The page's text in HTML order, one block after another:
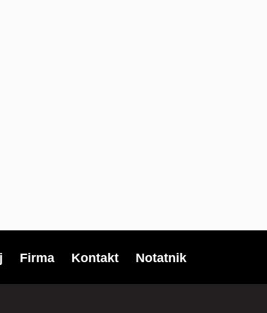
Firma Kontakt Notatnik